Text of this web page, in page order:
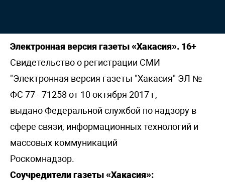
Электронная версия газеты «Хакасия». 16+
Свидетельство о регистрации СМИ
"Электронная версия газеты "Хакасия" ЭЛ №
ФС 77 - 71258 от 10 октября 2017 г,
выдано Федеральной службой по надзору в
сфере связи, информационных технологий и
массовых коммуникаций
Роскомнадзор.
Соучредители газеты «Хакасия»: